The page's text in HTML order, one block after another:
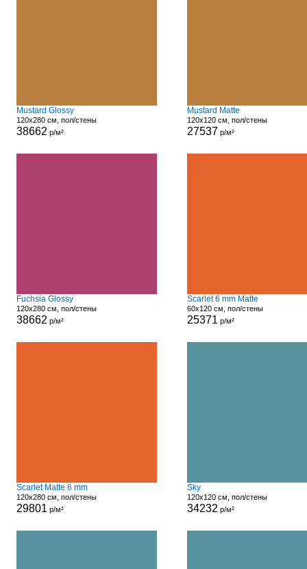
Mustard Glossy
120x280 см, пол/стены
38662 р/м²
Mustard Matte
120x120 см, пол/стены
27537 р/м²
Fuchsia Glossy
120x280 см, пол/стены
38662 р/м²
Scarlet 6 mm Matte
60x120 см, пол/стены
25371 р/м²
Scarlet Matte 6 mm
120x280 см, пол/стены
29801 р/м²
Sky
120x120 см, пол/стены
34232 р/м²